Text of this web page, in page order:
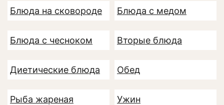
Блюда на сковороде Блюда с медом
Блюда с чесноком Вторые блюда
Диетические блюда Обед
Рыба жареная Ужин